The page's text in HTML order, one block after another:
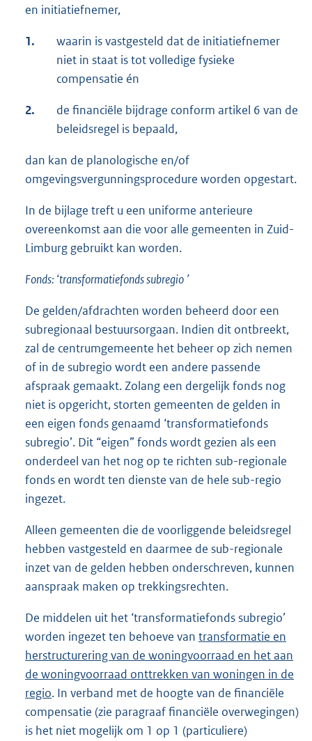
en initiatiefnemer,
1.
waarin is vastgesteld dat de initiatiefnemer
niet in staat is tot volledige fysieke
compensatie én
2.
de financiële bijdrage conform artikel 6 van de
beleidsregel is bepaald,
dan kan de planologische en/of
omgevingsvergunningsprocedure worden opgestart.
In de bijlage treft u een uniforme anterieure
overeenkomst aan die voor alle gemeenten in Zuid-
Limburg gebruikt kan worden.
Fonds: ‘transformatiefondssubregio ’
De gelden/afdrachten worden beheerd door een
subregionaal bestuursorgaan. Indien dit ontbreekt,
zal de centrumgemeente het beheer op zich nemen
of in de subregio wordt een andere passende
afspraak gemaakt. Zolang een dergelijk fonds nog
niet is opgericht, storten gemeenten de gelden in
een eigen fonds genaamd ‘transformatiefonds
subregio’. Dit “eigen” fonds wordt gezien als een
onderdeel van het nog op te richten sub-regionale
fonds en wordt ten dienste van de hele sub-regio
ingezet.
Alleen gemeenten die de voorliggende beleidsregel
hebben vastgesteld en daarmee de sub-regionale
inzet van de gelden hebben onderschreven, kunnen
aanspraak maken op trekkingsrechten.
De middelen uit het ‘transformatiefonds subregio’
worden ingezet ten behoeve van transformatie en
herstructurering van de woningvoorraad en het aan
de woningvoorraad onttrekken van woningen in de
regio. In verband met de hoogte van de financiële
compensatie (zie paragraaf financiële overwegingen)
is het niet mogelijk om 1 op 1 (particuliere)